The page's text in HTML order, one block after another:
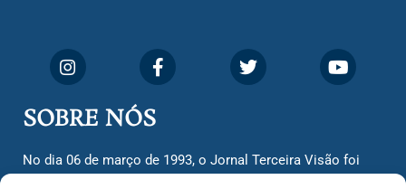
SOBRE NÓS
No dia 06 de março de 1993, o Jornal Terceira Visão foi